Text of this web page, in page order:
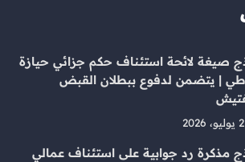
صيغة لائحة استئناف حكم جزائي حيازة
| يتضمن لدفوع ببطلان القبض
مذكرة رد جوابية على استئناف عمالي